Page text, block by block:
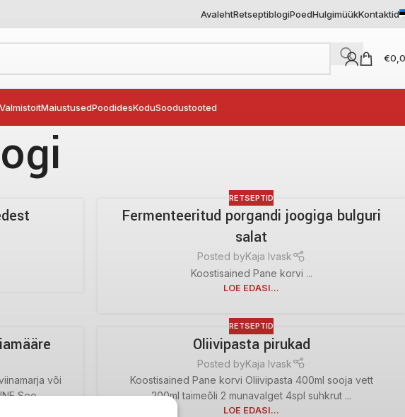
AvalehtRetseptiblogiPoedHulgimüükKontaktid
€
ValmistoitMaiustusedPoodidesKoduSoodustooted
RETSEPTID
Fermenteeritud porgandi joogiga bulguri
salat
Posted byKaja Ivask
Koostisained Pane korvi ...
LOE EDASI...
või
See...
RETSEPTID
Oliivipasta pirukad
Posted byKaja Ivask
Koostisained Pane korvi Oliivipasta 400ml sooja vett
200ml taimeõli 2 munavalget 4spl suhkrut ...
LOE EDASI...